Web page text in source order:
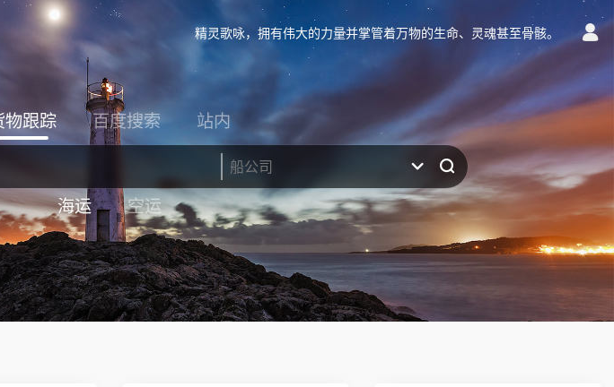
精灵歌咏，拥有伟大的力量并掌管着万物的生命、灵魂甚至骨骸。
物跟踪 百度搜索 站内
海运 空运